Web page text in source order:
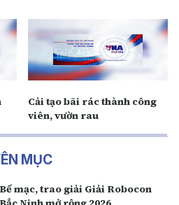
Cải tạo bãi rác thành công
viên, vườn rau
MỤC
Bế mạc, trao giải Giải Robocon